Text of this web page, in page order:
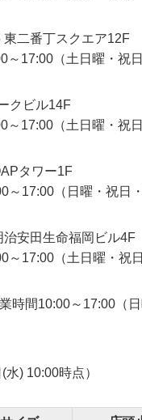
二番丁スクエア12F
～17:00（土日曜・祝
クビル14F
～17:00（土日曜・祝
タワー1F
～17:00（日曜・祝日
安田生命福岡ビル4F
～17:00（土日曜・祝
時間10:00～17:00（
水) 10:00時点）